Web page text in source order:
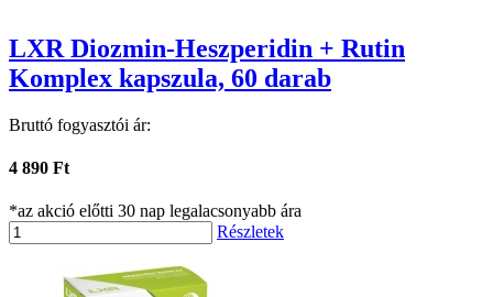
LXR Diozmin-Heszperidin + Rutin
Komplex kapszula, 60 darab
Bruttó fogyasztói ár:
4 890 Ft
*az akció előtti 30 nap legalacsonyabb ára
Részletek